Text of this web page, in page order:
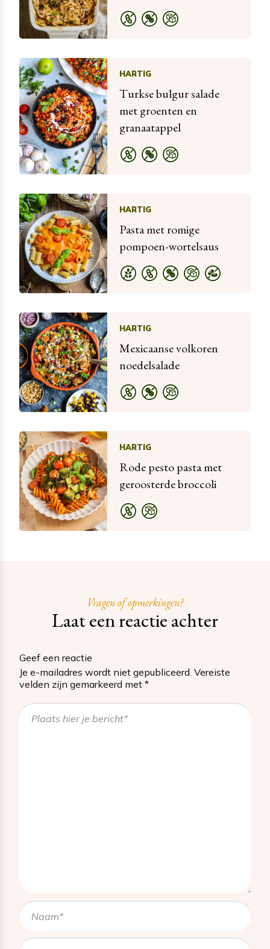
HARTIG
Turkse bulgur salade
met groenten en
granaatappel
HARTIG
Pasta met romige
pompoen-wortelsaus
HARTIG
Mexicaanse volkoren
noedelsalade
HARTIG
Rode pesto pasta met
geroosterde broccoli
Vragen of opmerkingen?
Laat een reactie achter
Geef een reactie
Je e-mailadres wordt niet gepubliceerd. Vereiste
velden zijn gemarkeerd met *